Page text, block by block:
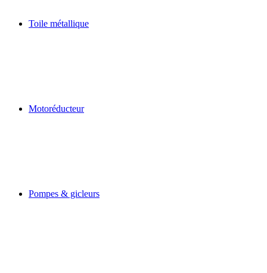
Toile métallique
Motoréducteur
Pompes & gicleurs